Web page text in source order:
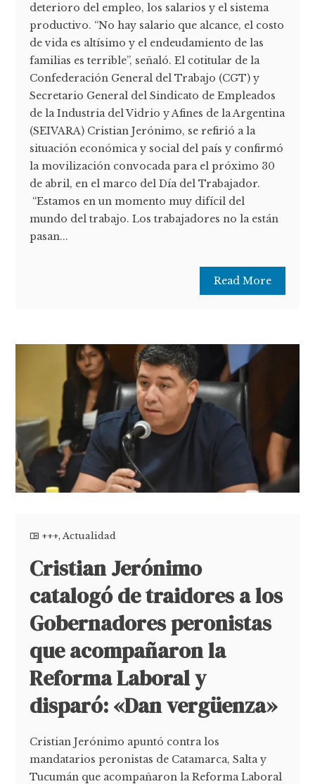
deterioro del empleo, los salarios y el sistema
productivo. “No hay salario que alcance, el costo
de vida es altísimo y el endeudamiento de las
familias es terrible”, señaló. El cotitular de la
Confederación General del Trabajo (CGT) y
Secretario General del Sindicato de Empleados
de la Industria del Vidrio y Afines de la Argentina
(SEIVARA) Cristian Jerónimo, se refirió a la
situación económica y social del país y confirmó
la movilización convocada para el próximo 30
de abril, en el marco del Día del Trabajador.
“Estamos en un momento muy difícil del
mundo del trabajo. Los trabajadores no la están
pasan...
Read More
+++,Actualidad
Cristian Jerónimo
catalogó de traidores a los
Gobernadores peronistas
que acompañaron la
Reforma Laboral y
disparó: «Dan vergüenza»
Cristian Jerónimo apuntó contra los
mandatarios peronistas de Catamarca, Salta y
Tucumán que acompañaron la Reforma Laboral